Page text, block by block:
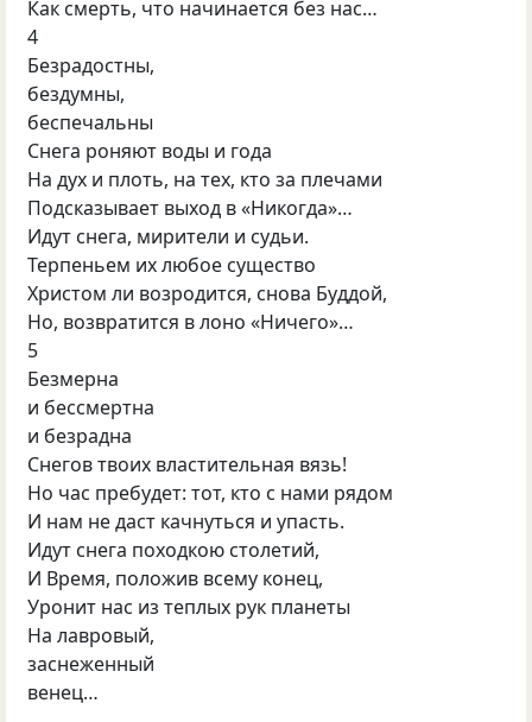
Как смерть, что начинается без нас…
4
Безрадостны,
бездумны,
беспечальны
Снега роняют воды и года
На дух и плоть, на тех, кто за плечами
Подсказывает выход в «Никогда»…
Идут снега, мирители и судьи.
Терпеньем их любое существо
Христом ли возродится, снова Буддой,
Но, возвратится в лоно «Ничего»…
5
Безмерна
и бессмертна
и безрадна
Снегов твоих властительная вязь!
Но час пребудет: тот, кто с нами рядом
И нам не даст качнуться и упасть.
Идут снега походкою столетий,
И Время, положив всему конец,
Уронит нас из теплых рук планеты
На лавровый,
заснеженный
венец…